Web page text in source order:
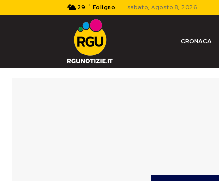
29 C Foligno sabato, Agosto 8, 2026
CRONACA